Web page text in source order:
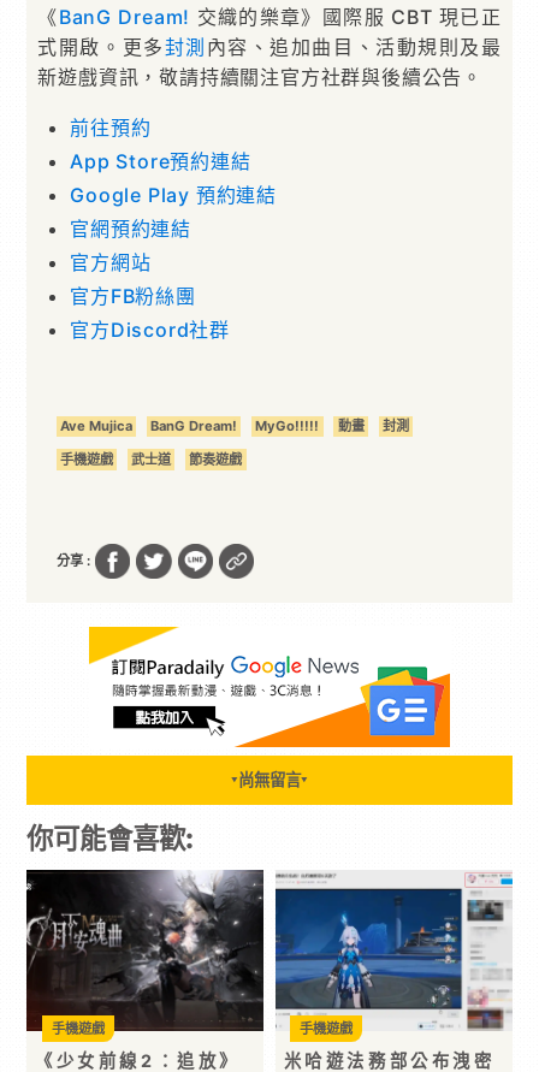
《BanG Dream! 交織的樂章》國際服 CBT 現已正
式開啟。更多封測 內容、追加曲目、活動規則及最
新遊戲資訊，敬請持續關注官方社群與後續公告。
前往預約
App Store預約連結
Google Play 預約連結
官網預約連結
官方網站
官方FB粉絲團
官方Discord社群
Ave Mujica BanG Dream! MyGo!!!!! 動畫
封測
手機遊戲
武士道 節奏遊戲
分享 :
▼ 尚無留言▼
你可能會喜歡:
《少女前線2：追放》
手機遊戲
米哈遊法務部公布洩密
手機遊戲